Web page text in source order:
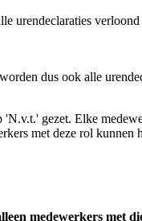
urendeclaraties
dus ook alle
gezet. Elke
met deze rol kunnen
medewerkers met